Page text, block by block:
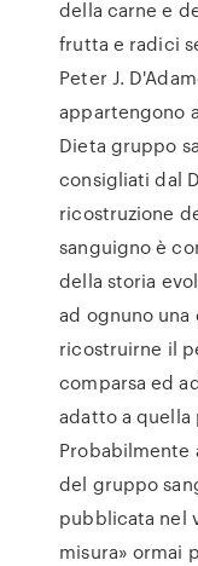
della carne e
frutta e radici
Peter J.
appartengono
Dieta gruppo
consigliati dal
ricostruzione
sanguigno è
della storia
ad ognuno
ricostruirne il
comparsa ed
adatto a
Probabilmente
del gruppo
pubblicata nel
misura» ormai